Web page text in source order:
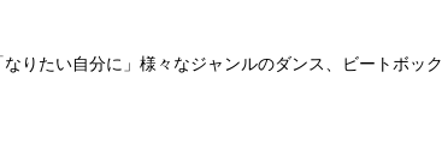
りたい自分に」様々なジャンルのダンス、ビートボッ